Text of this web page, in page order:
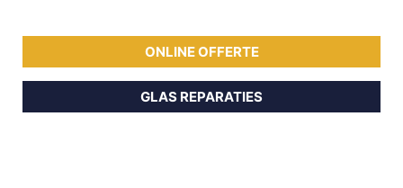
ONLINE OFFERTE
GLAS REPARATIES